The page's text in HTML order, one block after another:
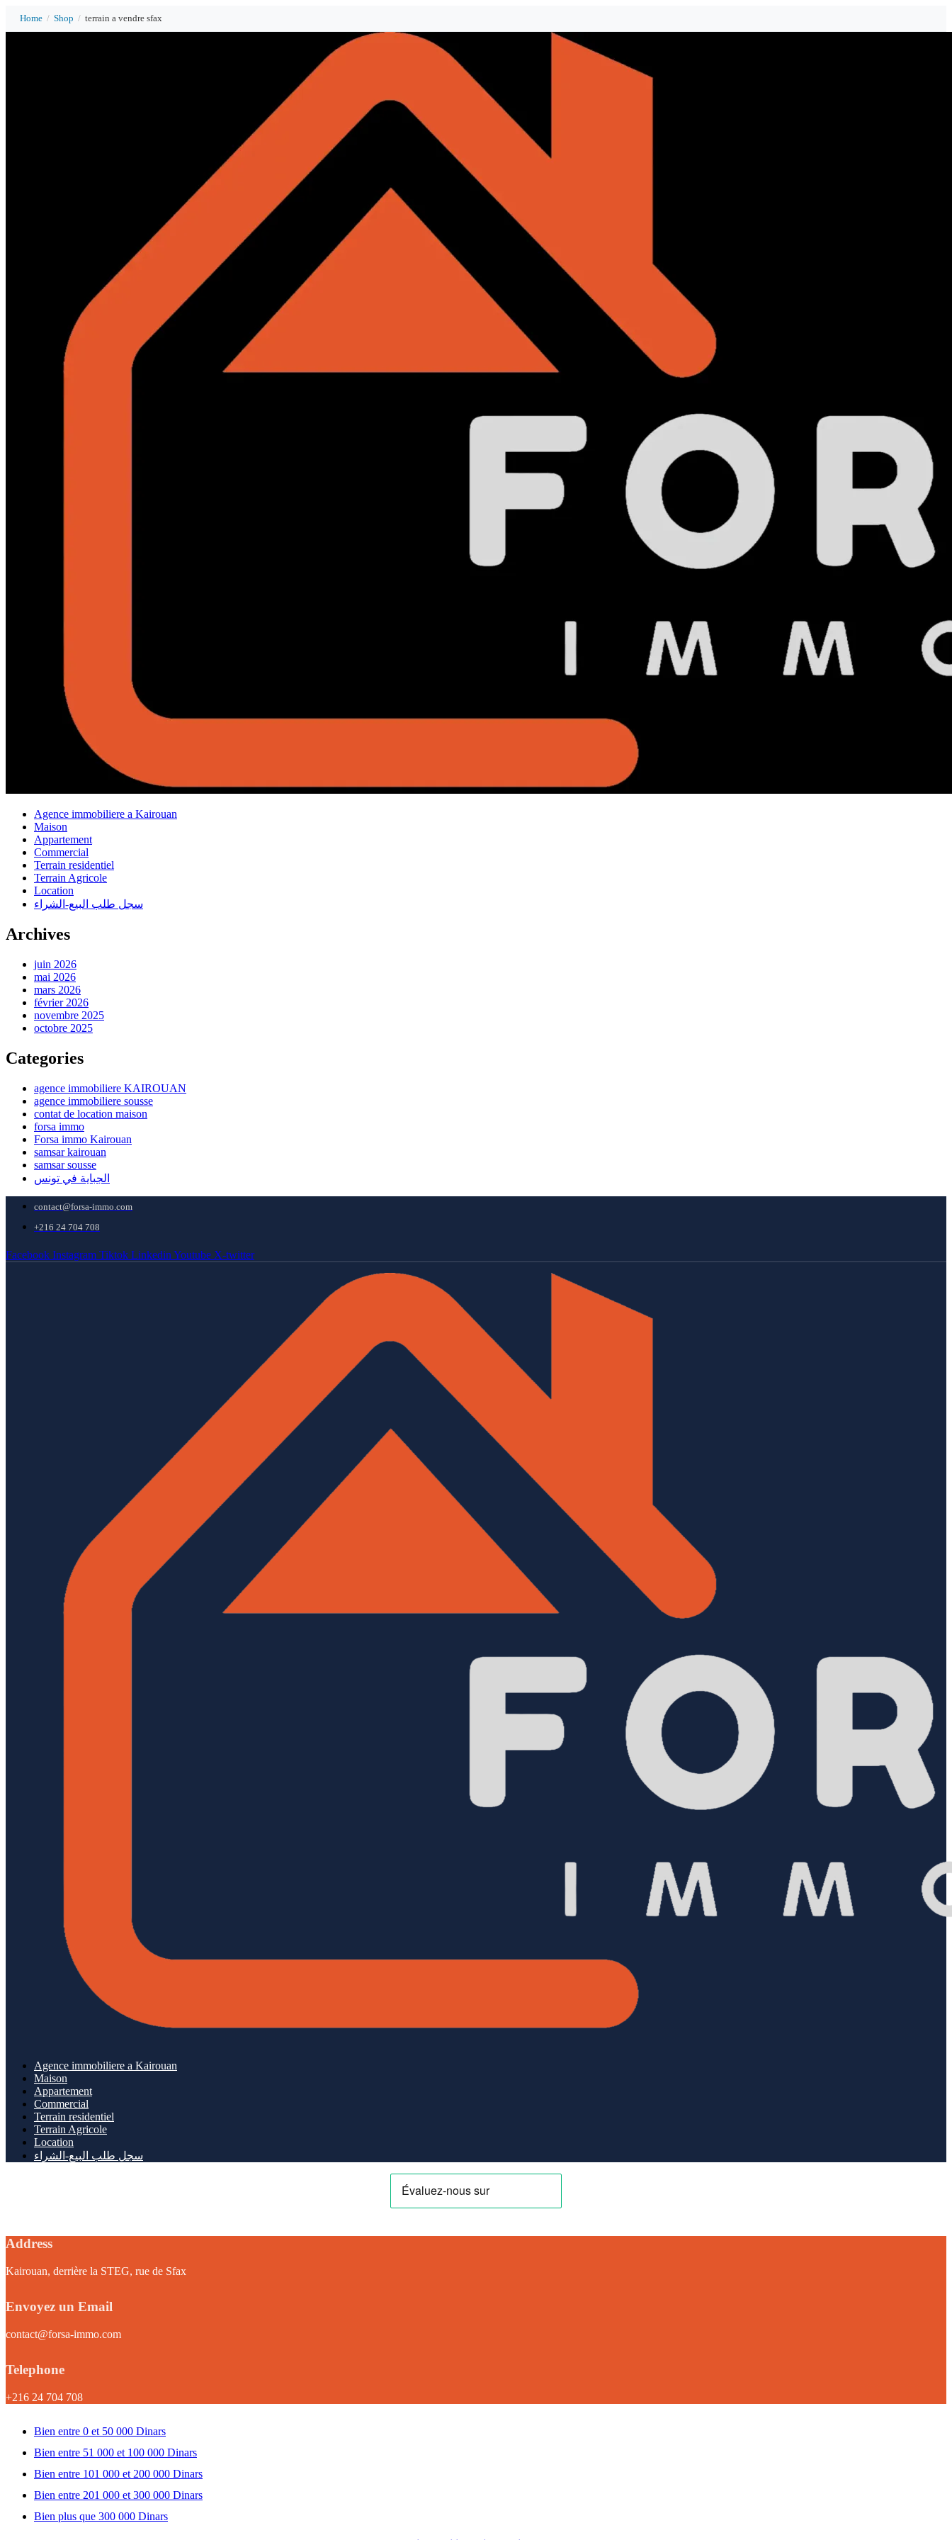
Home / Shop / terrain a vendre sfax
Agence immobiliere a Kairouan
Maison
Appartement
Commercial
Terrain residentiel
Terrain Agricole
Location
سجل طلب البيع-الشراء
Archives
juin 2026
mai 2026
mars 2026
février 2026
novembre 2025
octobre 2025
Categories
agence immobiliere KAIROUAN
agence immobiliere sousse
contat de location maison
forsa immo
Forsa immo Kairouan
samsar kairouan
samsar sousse
الجباية في تونس
contact@forsa-immo.com
+216 24 704 708
Facebook Instagram Tiktok Linkedin Youtube X-twitter
Agence immobiliere a Kairouan
Maison
Appartement
Commercial
Terrain residentiel
Terrain Agricole
Location
سجل طلب البيع-الشراء
Address
Kairouan, derrière la STEG, rue de Sfax
Envoyez un Email
contact@forsa-immo.com
Telephone
+216 24 704 708
Bien entre 0 et 50 000 Dinars
Bien entre 51 000 et 100 000 Dinars
Bien entre 101 000 et 200 000 Dinars
Bien entre 201 000 et 300 000 Dinars
Bien plus que 300 000 Dinars